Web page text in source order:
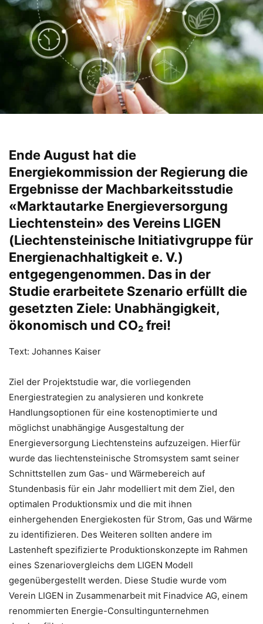
Ende August hat die
Energiekommission der Regierung die
Ergebnisse der Machbarkeitsstudie
«Marktautarke Energieversorgung
Liechtenstein» des Vereins LIGEN
(Liechtensteinische Initiativgruppe für
Energienachhaltigkeit e. V.)
entgegengenommen. Das in der
Studie erarbeitete Szenario erfüllt die
gesetzten Ziele: Unabhängigkeit,
ökonomisch und CO₂ frei!
Text: Johannes Kaiser
Ziel der Projektstudie war, die vorliegenden
Energiestrategien zu analysieren und konkrete
Handlungsoptionen für eine kostenoptimierte und
möglichst unabhängige Ausgestaltung der
Energieversorgung Liechtensteins aufzuzeigen. Hierfür
wurde das liechtensteinische Stromsystem samt seiner
Schnittstellen zum Gas- und Wärmebereich auf
Stundenbasis für ein Jahr modelliert mit dem Ziel, den
optimalen Produktionsmix und die mit ihnen
einhergehenden Energiekosten für Strom, Gas und Wärme
zu identifizieren. Des Weiteren sollten andere im
Lastenheft spezifizierte Produktionskonzepte im Rahmen
eines Szenariovergleichs dem LIGEN Modell
gegenübergestellt werden. Diese Studie wurde vom
Verein LIGEN in Zusammenarbeit mit Finadvice AG, einem
renommierten Energie-Consultingunternehmen